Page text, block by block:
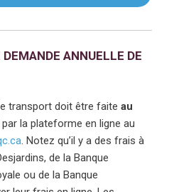
ANNUELLE DE
transport doit être faiteau
par la plateforme en ligne au
(ce lien ouvre dans une
. Notez qu’il y a des frais à
de la Banque
ou de la Banque